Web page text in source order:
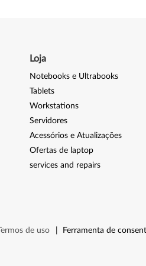
Loja
Notebooks e Ultrabooks
Tablets
Workstations
Servidores
Acessórios e Atualizações
Ofertas de laptop
services and repairs
Termos de uso
Ferramenta de